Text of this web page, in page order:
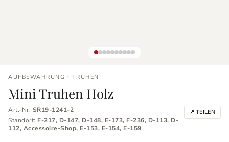
AUFBEWAHRUNG › TRUHEN
Mini Truhen Holz
Art.-Nr. SR19-1241-2
Standort: F-217, D-147, D-148, E-173, F-236, D-113, D-
112, Accessoire-Shop, E-153, E-154, E-159
↗ TEILEN